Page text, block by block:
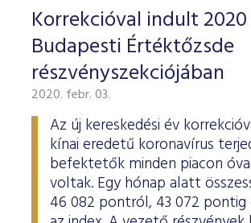
Korrekcióval indult 2020
Budapesti Értéktőzsde
részvényszekciójában
2020. febr. 03.
Az új kereskedési év
kínai eredetű koronavírus
befektetők minden piacon
voltak. Egy hónap alatt
46 082 pontról, 43 072